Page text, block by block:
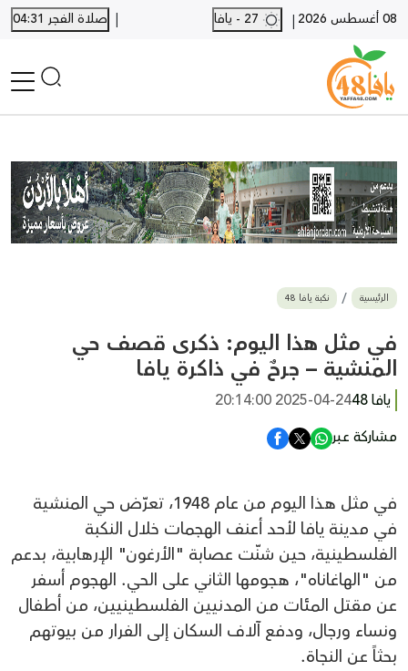
08 أغسطس 2026 |
| صلاة الفجر 04:31
أخبار محلية
أخبار يافا
SHORTS
أخبار اللد والرملة
بيع وشراء
أخبار القدس
وفيات
المزيد
ارسل خبر
الرئيسية نكبة يافا 48
في مثل هذا اليوم: ذكرى قصف حي
المنشية – جرحٌ في ذاكرة يافا
يافا 48
2025-04-24 20:14:00
مشاركة عبر
في مثل هذا اليوم من عام 1948، تعرّض حي المنشية
في مدينة يافا لأحد أعنف الهجمات خلال النكبة
الفلسطينية، حين شنّت عصابة "الأرغون" الإرهابية، بدعم
من "الهاغاناه"، هجومها الثاني على الحي. الهجوم أسفر
عن مقتل المئات من المدنيين الفلسطينيين، من أطفال
ونساء ورجال، ودفع آلاف السكان إلى الفرار من بيوتهم
بحثاً عن النجاة.